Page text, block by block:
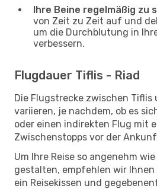
Ihre Beine regelmäßig zu
von Zeit zu Zeit auf und
um die Durchblutung in
verbessern.
Flugdauer Tiflis - Riad
Die Flugstrecke zwischen Tiflis
variieren, je nachdem, ob es
oder einen indirekten Flug mit
Zwischenstopps vor der
Um Ihre Reise so angenehm
gestalten, empfehlen wir Ihnen
ein Reisekissen und